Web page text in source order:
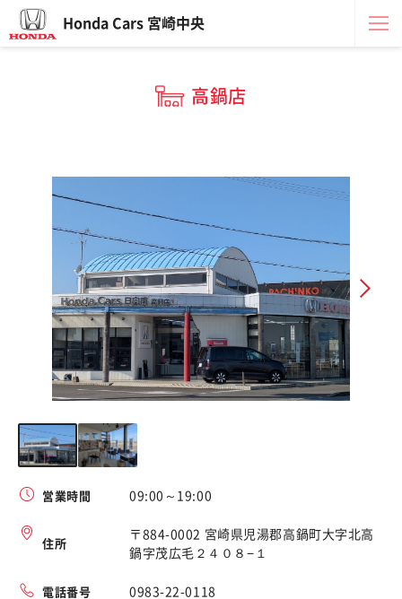
Honda Cars 宮崎中央
高鍋店
営業時間 09:00～19:00
住所
〒884-0002 宮崎県児湯郡高鍋町大字北高
鍋字茂広毛２４０８−１
電話番号 0983-22-0118